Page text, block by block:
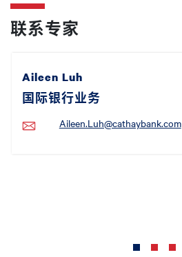
联系专家
Aileen Luh
国际银行业务
Aileen.Luh@cathaybank.com